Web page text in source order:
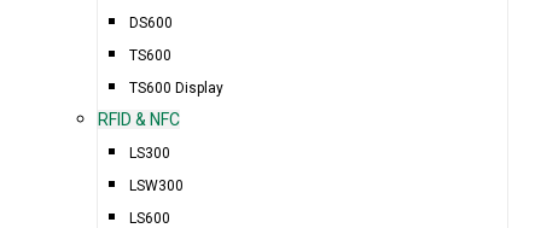
DS600
TS600
TS600 Display
RFID & NFC
LS300
LSW300
LS600